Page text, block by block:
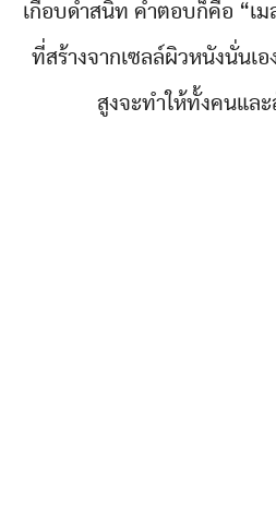
เกือบดำสนิท คำตอบก็คือ “เม
ที่สร้างจากเซลล์ผิวหนังนั่นเ
สูงจะทำให้ทั้งคนแล